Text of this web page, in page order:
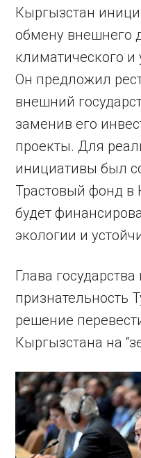
Кыргызстан
обмену внешнего
климатического и
Он предложил
внешний
заменив его
проекты. Для
инициативы был
Трастовый фонд в
будет
экологии и
Глава
признательность
решение
Кыргызстана на